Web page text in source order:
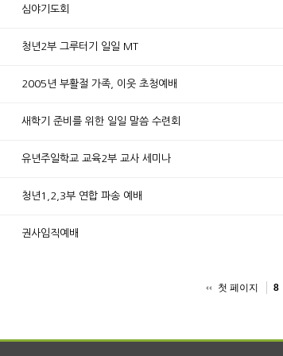
심야기도회
청년2부 그루터기 일일 MT
2005년 부활절 가족, 이웃 초청예배
새학기 준비를 위한 일일 말씀 수련회
유년주일학교 교육2부 교사 세미나
청년1,2,3부 연합 파송 예배
권사임직예배
첫 페이지 8